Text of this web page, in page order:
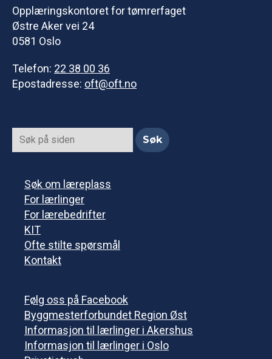
Opplæringskontoret for tømrerfaget
Østre Aker vei 24
0581 Oslo
Telefon: 22 38 00 36
Epostadresse: oft@oft.no
Søk om læreplass
For lærlinger
For lærebedrifter
KIT
Ofte stilte spørsmål
Kontakt
Følg oss på Facebook
Byggmesterforbundet Region Øst
Informasjon til lærlinger i Akershus
Informasjon til lærlinger i Oslo